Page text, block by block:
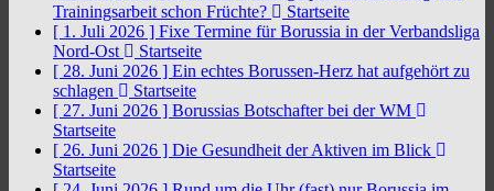
Trainingsarbeit schon Früchte?
Startseite
[ 1. Juli 2026 ] Fixe Termine für Borussia in der Verbandsliga
Nord-Ost
Startseite
[ 28. Juni 2026 ] Ein echtes Borussen-Herz hat aufgehört zu
schlagen
Startseite
[ 27. Juni 2026 ] Borussias Botschafter bei der WM
Startseite
[ 26. Juni 2026 ] Die Gesundheit der Aktiven im Blick
Startseite